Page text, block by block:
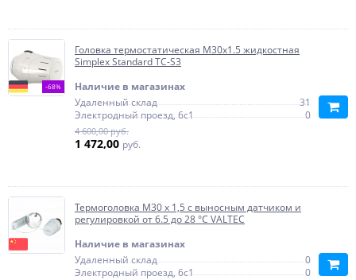
-68%
Головка термостатическая M30х1.5 жидкостная
Simplex Standard TC-S3
Наличие в магазинах
Удаленный склад
31
Электродный проезд, 6с1
0
4 600,00 руб.
1 472,00 руб.
Термоголовка М30 х 1,5 с выносным датчиком и
регулировкой от 6.5 до 28 °C VALTEC
Наличие в магазинах
Удаленный склад
0
Электродный проезд, 6с1
0